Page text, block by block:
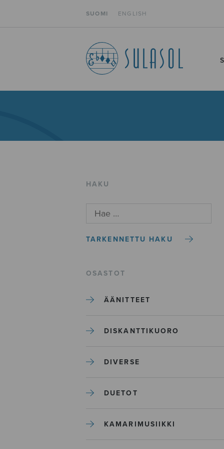
SUOMI ENGLISH
HAKU
TARKENNETTU HAKU
OSASTOT
ÄÄNITTEET
DISKANTTIKUORO
DIVERSE
DUETOT
KAMARIMUSIIKKI